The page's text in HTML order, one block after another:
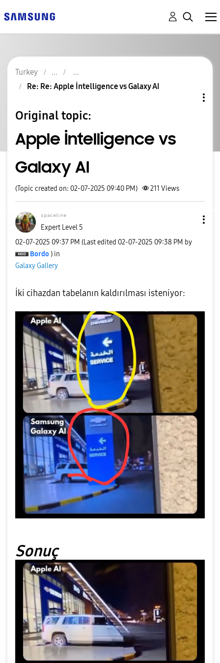
Turkey
Re: Re: Apple İntelligence vs Galaxy AI
Original topic:
Apple İntelligence vs
Galaxy AI
(Topic created on: 02-07-2025 09:40 PM) 211 Views
ˢᵖᵃᶜᵉˡⁱⁿᵉ
Expert Level 5
‎02-07-2025 09:37 PM (Last edited ‎02-07-2025 09:38 PM by
Bordo ) in
Galaxy Gallery
İki cihazdan tabelanın kaldırılması isteniyor:
Sonuç